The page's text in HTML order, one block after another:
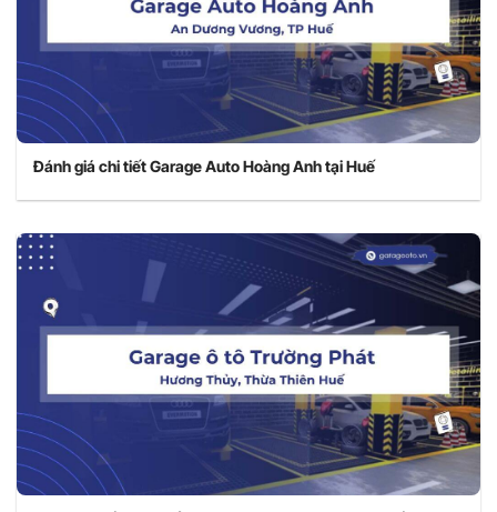
Đánh giá chi tiết Garage Auto Hoàng Anh tại Huế